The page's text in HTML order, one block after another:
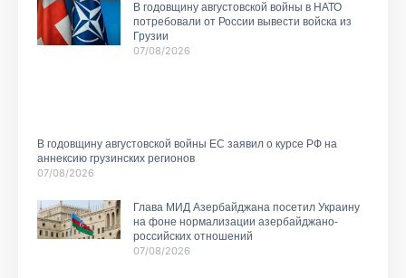
В годовщину августовской войны в НАТО
потребовали от России вывести войска из
Грузии
07/08/2026
В годовщину августовской войны ЕС заявил о курсе РФ на
аннексию грузинских регионов
07/08/2026
Глава МИД Азербайджана посетил Украину
на фоне нормализации азербайджано-
российских отношений
07/08/2026